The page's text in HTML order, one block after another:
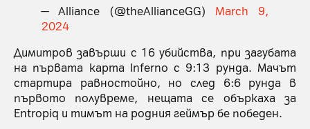
— Alliance (@theAllianceGG) March 9,
2024
Димитров завърши с 16 убийства, при загубата
на първата карта Inferno с 9:13 рунда. Мачът
стартира равностойно, но след 6:6 рунда в
първото полувреме, нещата се объркаха за
Entropiq и тимът на родния геймър бе победен.